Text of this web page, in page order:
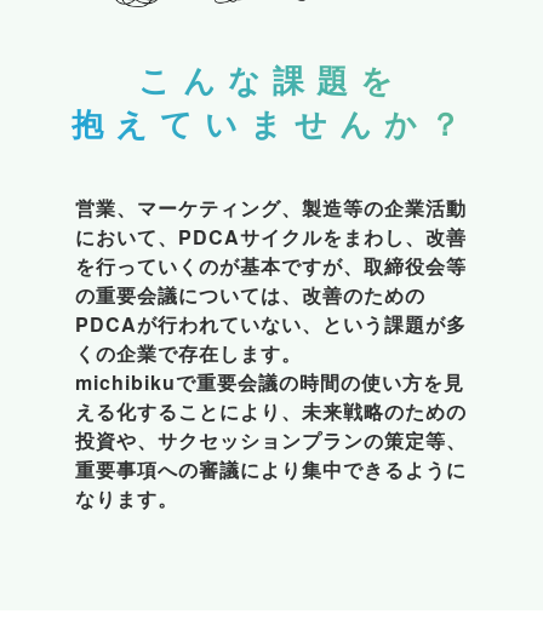
こんな課題を
抱えていませんか？
営業、マーケティング、製造等の企業活動
において、PDCAサイクルをまわし、改善
を行っていくのが基本ですが、取締役会等
の重要会議については、改善のための
PDCAが行われていない、という課題が多
くの企業で存在します。
michibikuで重要会議の時間の使い方を見
える化することにより、未来戦略のための
投資や、サクセッションプランの策定等、
重要事項への審議により集中できるように
なります。